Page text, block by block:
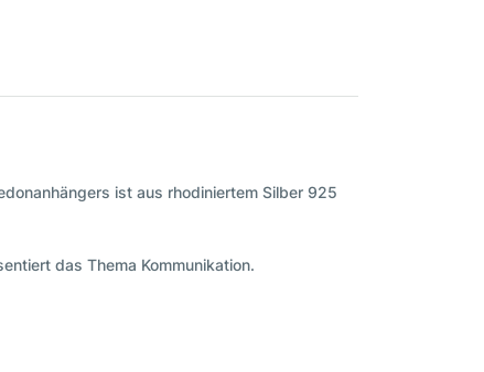
ist aus rhodiniertem Silber 925
das Thema Kommunikation.